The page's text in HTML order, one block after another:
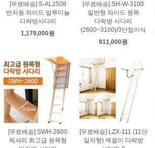
[무료배송] S-AL2508
반자동 와이드 알루미늄
다락방사다리
1,179,000원
[무료배송] SH-W-3100
일반형 와이드 원목
다락방 사다리
(2600~3100)/3단접이식
911,000원
[무료배송] SWH-2600
럭셔리 최고급 원목형
[무료배송] LZX-111 (11단
일자형) 벽걸이 다락방